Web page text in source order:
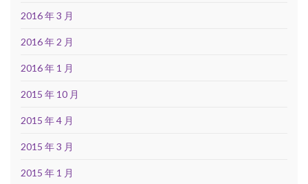
2016 年 3 月
2016 年 2 月
2016 年 1 月
2015 年 10 月
2015 年 4 月
2015 年 3 月
2015 年 1 月